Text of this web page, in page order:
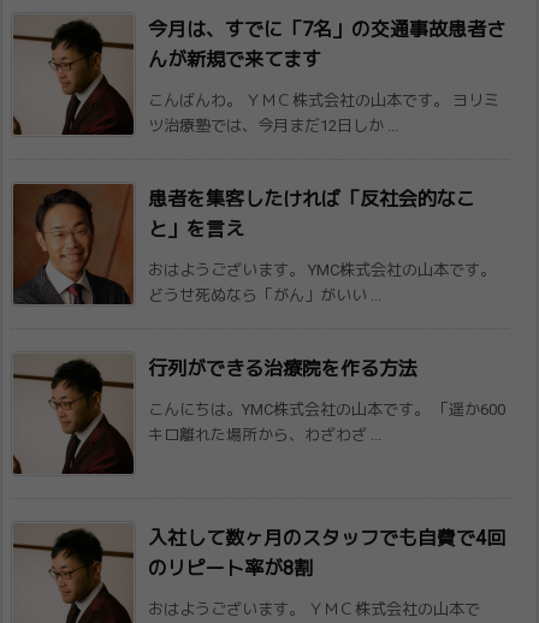
今月は、すでに「7名」の交通事故患者さ
ん​が新規で来てます
こんばんわ。 ＹＭＣ株式会社の山本です。 ヨリミ
ツ治療塾では、今月まだ12日しか ...
患者を集客したければ「反社会的なこ
と」を​言え
おはようございます。 YMC株式会社の山本です。
どうせ死ぬなら「がん」がいい ...
行列ができる治療院を作る方法
こんにちは。YMC株式会社の山本です。 「遥か600
キロ離れた場所から、わざわざ ...
入社して数ヶ月のスタッフでも自費で4回
の​リピート率が8割
おはようございます。 ＹＭＣ株式会社の山本で